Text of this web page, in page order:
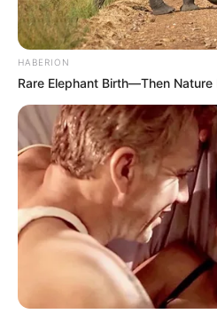
HABERION
Rare Elephant Birth—Then